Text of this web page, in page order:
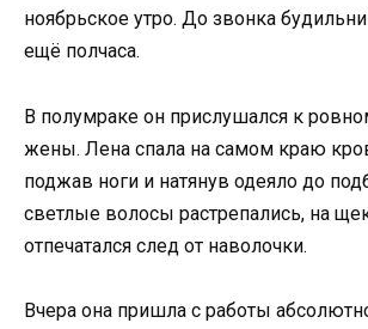
ноябрьское утро. До звонка
ещё полчаса.
В полумраке он прислушался к
жены. Лена спала на самом краю
поджав ноги и натянув одеяло до
светлые волосы растрепались, на
отпечатался след от наволочки.
Вчера она пришла с работы